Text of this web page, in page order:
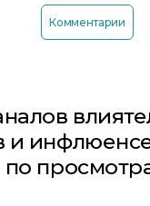
Комментарии
и
по